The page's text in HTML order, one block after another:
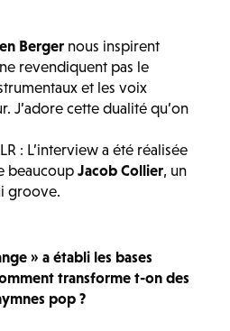
Berger nous inspirent
revendiquent pas le
et les voix
J’adore cette dualité qu’on
: L’interview a été réalisée
beaucoupJacob Collier, un
groove.
» a établi les bases
transforme t-on des
pop ?